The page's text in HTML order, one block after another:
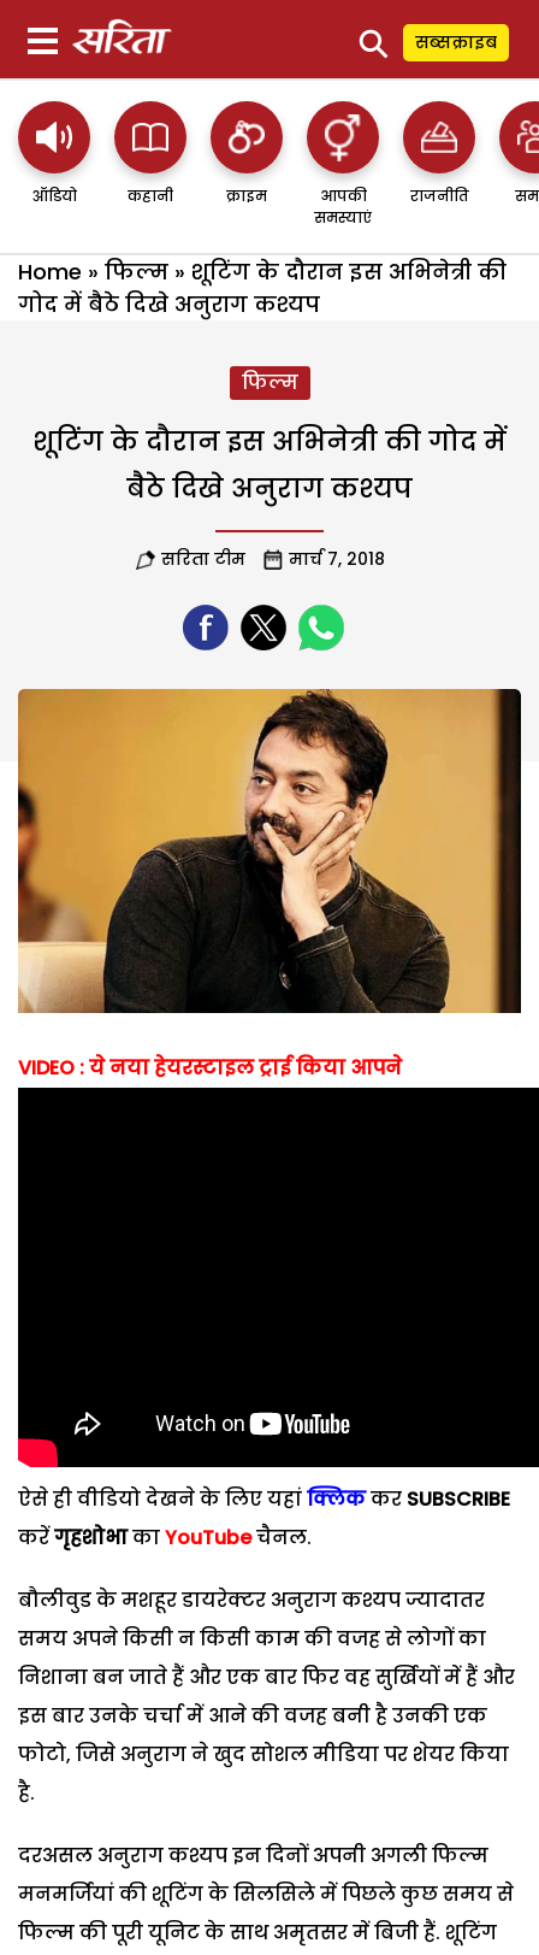
⚲ सब्सक्राइब
ऑडियो कहानी क्राइम
आपकी
समस्याएं
राजनीति
Home » फिल्म » शूटिंग के दौरान इस अभिनेत्री की
गोद में बैठे दिखे अनुराग कश्यप
फिल्म
शूटिंग के दौरान इस अभिनेत्री की गोद में
बैठे दिखे अनुराग कश्यप
सरिता टीम मार्च 7, 2018
VIDEO : ये नया हेयरस्टाइल ट्राई किया आपने
ऐसे ही वीडियो देखने के लिए यहांक्लिककर SUBSCRIBE
करेंगृहशोभाकाYouTubeचैनल.
बौलीवुड के मशहूर डायरेक्टर अनुराग कश्यप ज्यादातर
समय अपने किसी न किसी काम की वजह से लोगों का
निशाना बन जाते हैं और एक बार फिर वह सुर्खियों में हैं और
इस बार उनके चर्चा में आने की वजह बनी है उनकी एक
फोटो, जिसे अनुराग ने खुद सोशल मीडिया पर शेयर किया
है.
दरअसल अनुराग कश्यप इन दिनों अपनी अगली फिल्म
मनमर्जियां की शूटिंग के सिलसिले में पिछले कुछ समय से
फिल्म की पूरी यूनिट के साथ अमृतसर में बिजी हैं. शूटिंग